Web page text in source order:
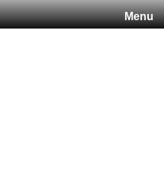
Menu